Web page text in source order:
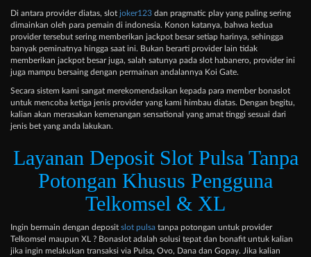
Di antara provider diatas, slot joker123 dan pragmatic play yang paling sering
dimainkan oleh para pemain di indonesia. Konon katanya, bahwa kedua
provider tersebut sering memberikan jackpot besar setiap harinya, sehingga
banyak peminatnya hingga saat ini. Bukan berarti provider lain tidak
memberikan jackpot besar juga, salah satunya pada slot habanero, provider ini
juga mampu bersaing dengan permainan andalannya Koi Gate.
Secara sistem kami sangat merekomendasikan kepada para member bonaslot
untuk mencoba ketiga jenis provider yang kami himbau diatas. Dengan begitu,
kalian akan merasakan kemenangan sensational yang amat tinggi sesuai dari
jenis bet yang anda lakukan.
Layanan Deposit Slot Pulsa Tanpa
Potongan Khusus Pengguna
Telkomsel & XL
Ingin bermain dengan deposit slot pulsa tanpa potongan untuk provider
Telkomsel maupun XL ? Bonaslot adalah solusi tepat dan bonafit untuk kalian
jika ingin melakukan transaksi via Pulsa, Ovo, Dana dan Gopay. Jika kalian